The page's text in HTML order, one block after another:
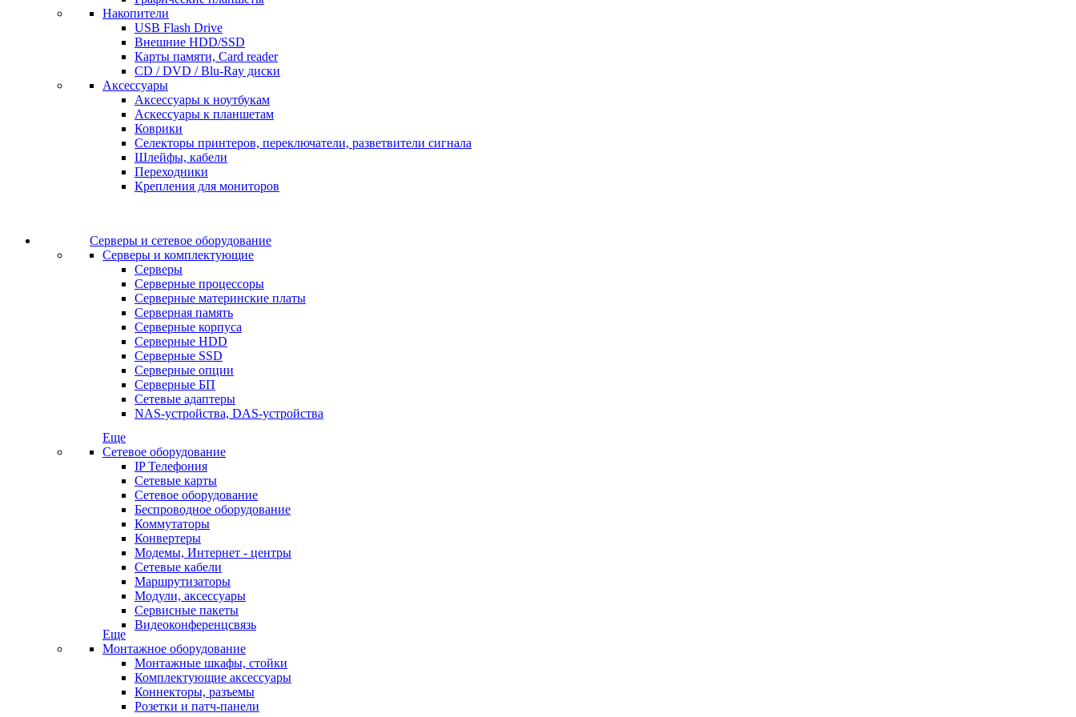
Накопители
USB Flash Drive
Внешние HDD/SSD
Карты памяти, Card reader
CD / DVD / Blu-Ray диски
Аксессуары
Аксессуары к ноутбукам
Аскессуары к планшетам
Коврики
Селекторы принтеров, переключатели, разветвители сигнала
Шлейфы, кабели
Переходники
Крепления для мониторов
Серверы и сетевое оборудование
Серверы и комплектующие
Серверы
Серверные процессоры
Серверные материнские платы
Серверная память
Серверные корпуса
Серверные HDD
Серверные SSD
Серверные опции
Серверные БП
Сетевые адаптеры
NAS-устройства, DAS-устройства
Еще
Сетевое оборудование
IP Телефония
Сетевые карты
Сетевое оборудование
Беспроводное оборудование
Коммутаторы
Конвертеры
Модемы, Интернет - центры
Сетевые кабели
Маршрутизаторы
Модули, аксессуары
Сервисные пакеты
Видеоконференцсвязь
Еще
Монтажное оборудование
Монтажные шкафы, стойки
Комплектующие аксессуары
Коннекторы, разъемы
Розетки и патч-панели